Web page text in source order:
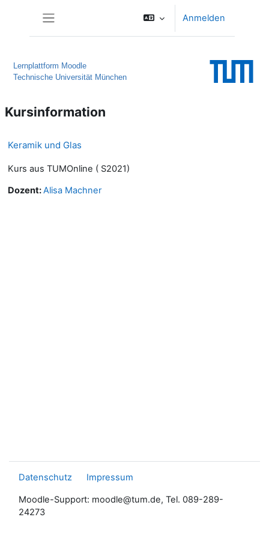
Anmelden
Lernplattform Moodle
Technische Universität München
Kursinformation
Keramik und Glas
Kurs aus TUMOnline ( S2021)
Dozent:Alisa Machner
Datenschutz Impressum
Moodle-Support: moodle@tum.de, Tel. 089-289-
24273